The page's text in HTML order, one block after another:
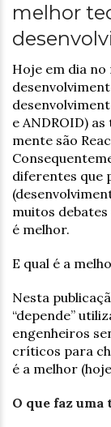
melhor
Hoje em dia
e ANDROID)
mente são
diferentes que
muitos
é melhor.
E qual é a
Nesta
“depende”
engenheiros
críticos para
é a melhor
O que faz